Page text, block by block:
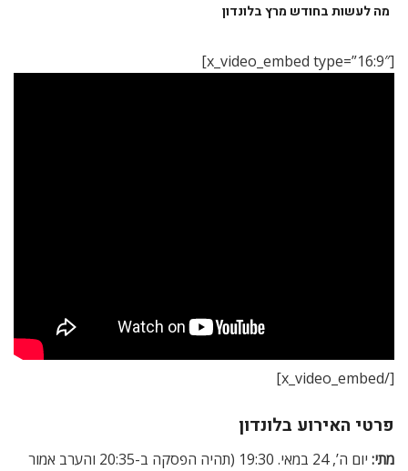
מה לעשות בחודש מרץ בלונדון
[x_video_embed type=”16:9″]
[/x_video_embed]
פרטי האירוע בלונדון
מתי:
יום ה’, 24 במאי. 19:30 (תהיה הפסקה ב-20:35 והערב אמור